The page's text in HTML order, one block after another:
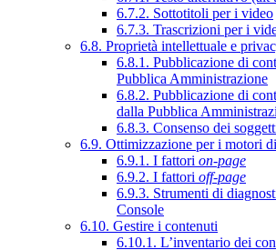
6.7.2. Sottotitoli per i video
6.7.3. Trascrizioni per i
6.8. Proprietà intellettuale e
6.8.1. Pubblicazione di
Pubblica Amministrazione
6.8.2. Pubblicazione di
dalla Pubblica
6.8.3. Consenso dei
6.9. Ottimizzazione per i motori
6.9.1. I fattori on-page
6.9.2. I fattori off-page
6.9.3. Strumenti di
Console
6.10. Gestire i contenuti
6.10.1. L’inventario dei